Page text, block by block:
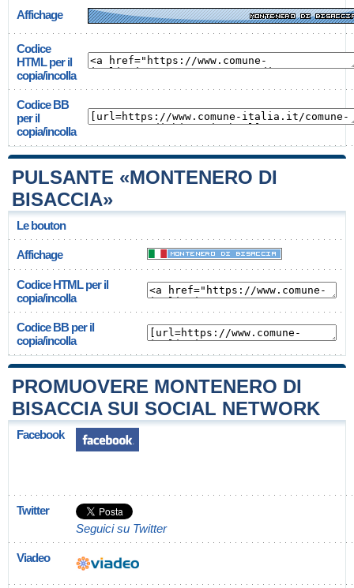
Affichage
Codice
HTML per il
copia/incolla
Codice BB
per il
copia/incolla
PULSANTE «MONTENERO DI
BISACCIA»
Le bouton
Affichage
Codice HTML per il
copia/incolla
Codice BB per il
copia/incolla
PROMUOVERE MONTENERO DI
BISACCIA SUI SOCIAL NETWORK
Facebook
Twitter
Seguici su Twitter
Viadeo